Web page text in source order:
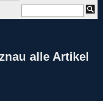
alle Artikel